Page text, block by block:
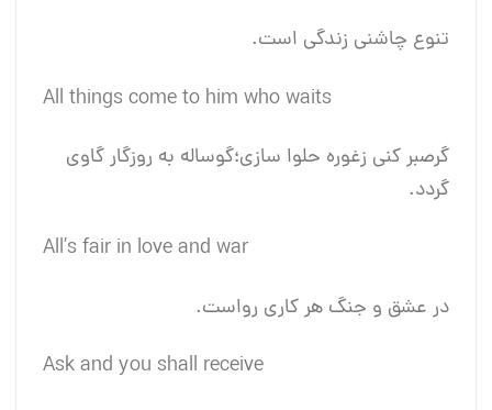
تنوع چاشنی زندگی است.
All things come to him who waits
گرصبر کنی زغوره حلوا سازی؛گوساله به روزگار گاوی
گردد.
All’s fair in love and war
در عشق و جنگ هر کاری رواست.
Ask and you shall receive